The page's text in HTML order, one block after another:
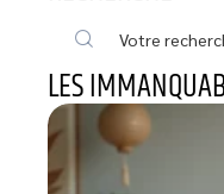
LES